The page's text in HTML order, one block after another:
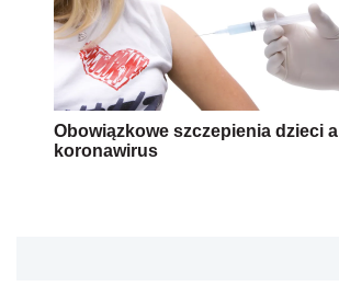
Obowiązkowe szczepienia dzieci a
koronawirus